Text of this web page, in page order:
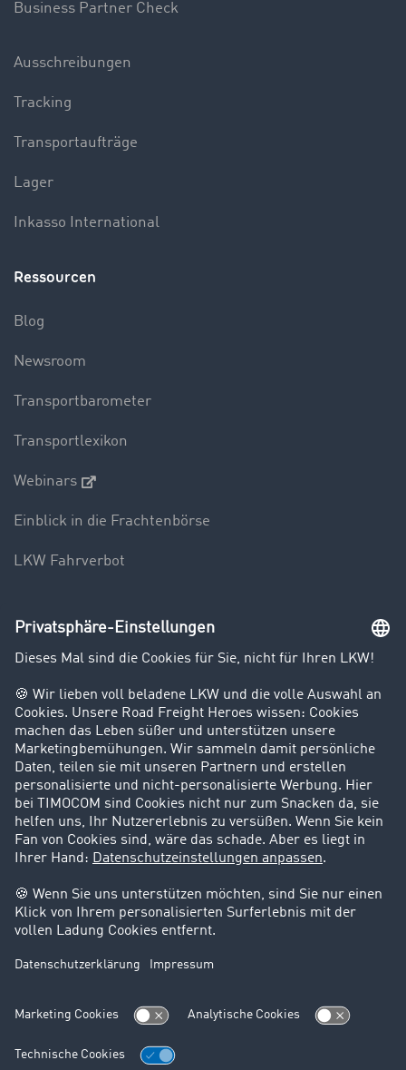
Business Partner Check
Ausschreibungen
Tracking
Transportaufträge
Lager
Inkasso International
Ressourcen
Blog
Newsroom
Transportbarometer
Transportlexikon
Webinars
Einblick in die Frachtenbörse
LKW Fahrverbot
Unternehmen
Kunden werben Kunden
Success Stories
Karriere
Support
Kontakt
Rechtliches
Impressum
AGB